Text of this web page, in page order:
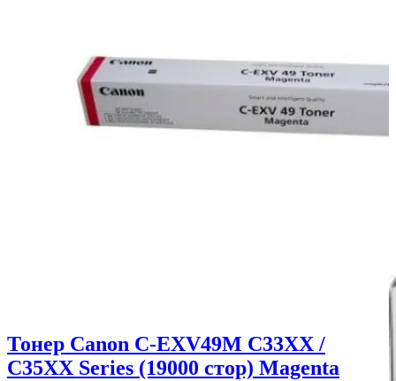
Тонер Canon C-EXV49M C33XX /
C35XX Series (19000 стор) Magenta